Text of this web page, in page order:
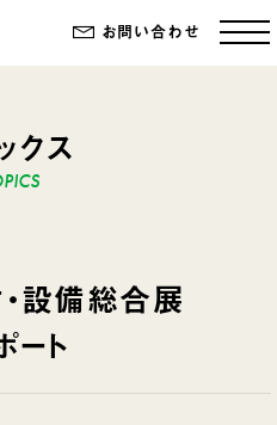
お問い合わせ
クス
設備総合展
ト